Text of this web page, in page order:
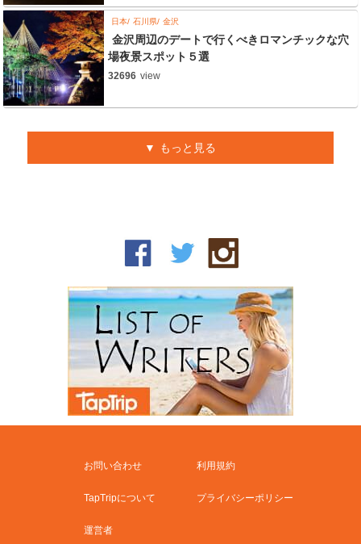
日本 石川県 金沢
金沢周辺のデートで行くべきロマンチックな穴
場夜景スポット５選
32696 view
もっと見る
お問い合わせ 利用規約
TapTripについて プライバシーポリシー
運営者